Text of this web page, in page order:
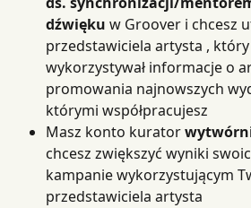
dźwięku w Groover i chcesz
przedstawiciela artysta ,
wykorzystywał informacje o
promowania najnowszych
którymi współpracujesz
Masz konto kurator
chcesz zwiększyć wyniki
kampanie wykorzystującym
przedstawiciela artysta